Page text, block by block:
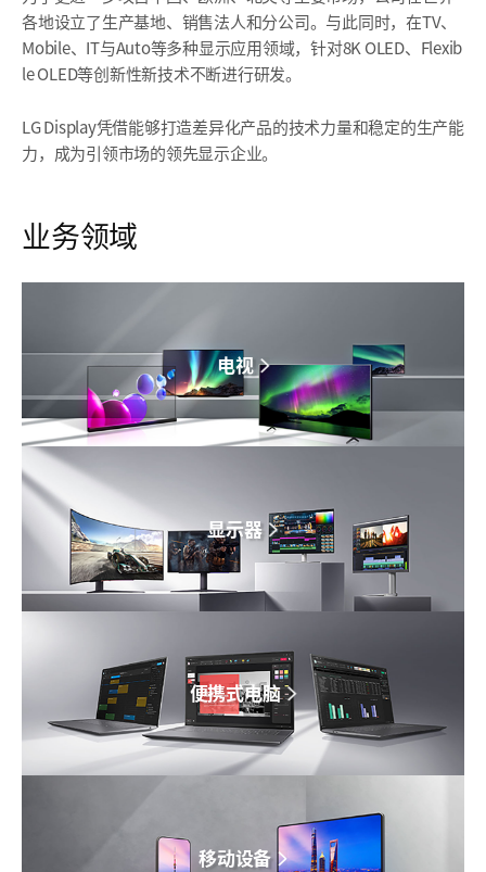
各地设立了生产基地、销售法人和分公司。与此同时，在TV、
Mobile、IT与Auto等多种显示应用领域，针对8K OLED、Flexib
le OLED等创新性新技术不断进行研发。
LG Display凭借能够打造差异化产品的技术力量和稳定的生产能
力，成为引领市场的领先显示企业。
业务领域
电视
显示器
便携式电脑
移动设备